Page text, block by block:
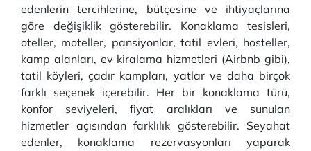
edenlerin tercihlerine, bütçesine ve ihtiyaçlarına
göre değişiklik gösterebilir. Konaklama tesisleri,
oteller, moteller, pansiyonlar, tatil evleri, hosteller,
kamp alanları, ev kiralama hizmetleri (Airbnb gibi),
tatil köyleri, çadır kampları, yatlar ve daha birçok
farklı seçenek içerebilir. Her bir konaklama türü,
konfor seviyeleri, fiyat aralıkları ve sunulan
hizmetler açısından farklılık gösterebilir. Seyahat
edenler, konaklama rezervasyonları yaparak